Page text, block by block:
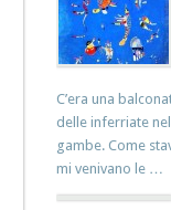
C’era una
delle inferriate
gambe. Come
mi venivano le …